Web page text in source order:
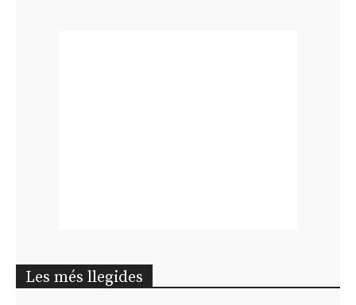
Les més llegides